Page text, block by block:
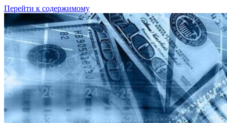
Перейти к содержимому